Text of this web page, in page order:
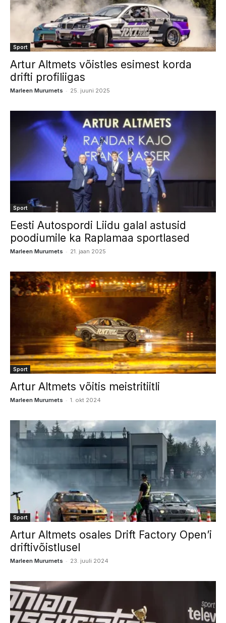
Sport
Artur Altmets võistles esimest korda
drifti profiliigas
Marleen Murumets - 25. juuni 2025
Sport
Eesti Autospordi Liidu galal astusid
poodiumile ka Raplamaa sportlased
Marleen Murumets - 21. jaan 2025
Sport
Artur Altmets võitis meistritiitli
Marleen Murumets - 1. okt 2024
Sport
Artur Altmets osales Drift Factory Open’i
driftivõistlusel
Marleen Murumets - 23. juuli 2024